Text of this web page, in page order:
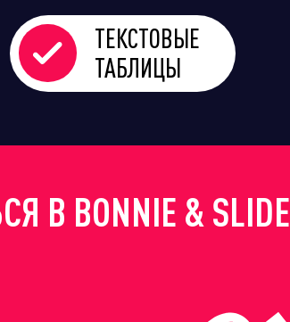
ТЕКСТОВЫЕ
ТАБЛИЦЫ
В BONNIE & SLIDE